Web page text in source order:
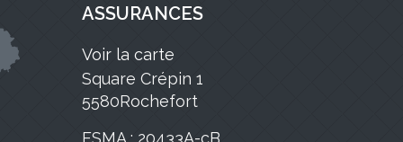
ASSURANCES
Voir la carte
Square Crépin 1
5580Rochefort
FSMA : 20433A-cB